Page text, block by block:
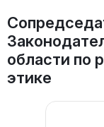
области по
этике